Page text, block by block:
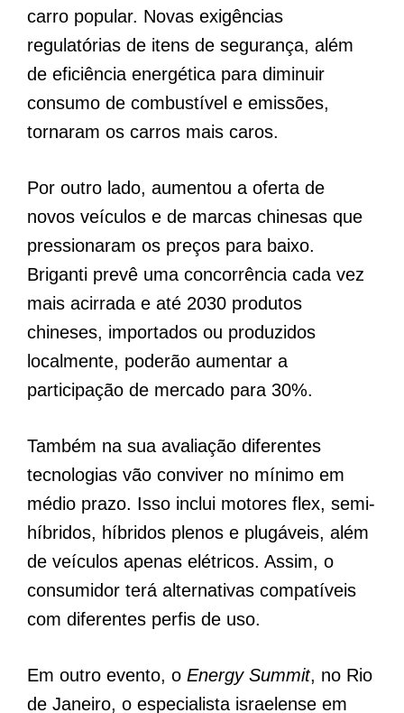
carro popular. Novas exigências
regulatórias de itens de segurança, além
de eficiência energética para diminuir
consumo de combustível e emissões,
tornaram os carros mais caros.
Por outro lado, aumentou a oferta de
novos veículos e de marcas chinesas que
pressionaram os preços para baixo.
Briganti prevê uma concorrência cada vez
mais acirrada e até 2030 produtos
chineses, importados ou produzidos
localmente, poderão aumentar a
participação de mercado para 30%.
Também na sua avaliação diferentes
tecnologias vão conviver no mínimo em
médio prazo. Isso inclui motores flex, semi-
híbridos, híbridos plenos e plugáveis, além
de veículos apenas elétricos. Assim, o
consumidor terá alternativas compatíveis
com diferentes perfis de uso.
Em outro evento, o Energy Summit, no Rio
de Janeiro, o especialista israelense em